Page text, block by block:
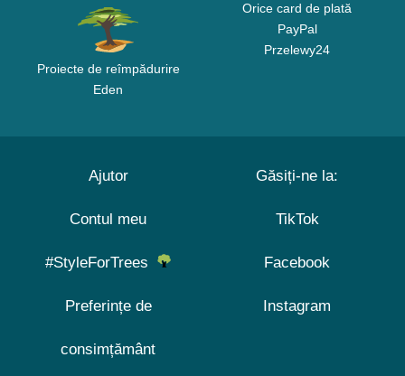
Proiecte de reîmpădurire
Eden
Orice card de plată
PayPal
Przelewy24
Ajutor
Contul meu
#StyleForTrees
Preferințe de
consimțământ
Găsiți-ne la:
TikTok
Facebook
Instagram